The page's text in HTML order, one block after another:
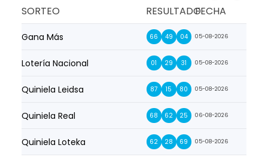
SORTEO RESULTADOFECHA
Gana Más 66 49 04 05-08-2026
Lotería Nacional 01 29 31 05-08-2026
Quiniela Leidsa 87 15 80 05-08-2026
Quiniela Real 68 62 25 06-08-2026
Quiniela Loteka 62 28 69 05-08-2026